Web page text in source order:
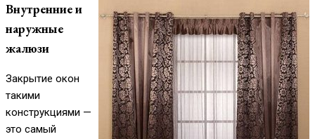
Внутренние и
наружные
жалюзи
Закрытие окон
такими
конструкциями —
это самый